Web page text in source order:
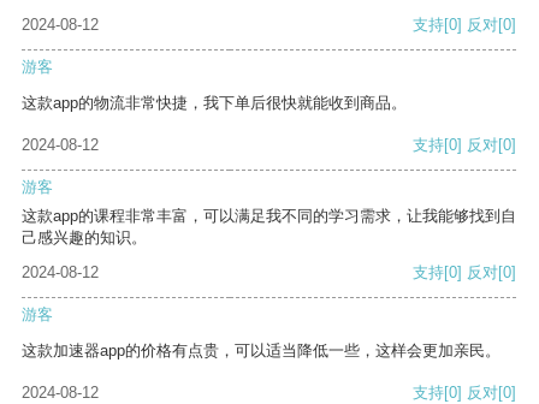
2024-08-12 支持[0] 反对[0]
游客
这款app的物流非常快捷，我下单后很快就能收到商品。
2024-08-12 支持[0] 反对[0]
游客
这款app的课程非常丰富，可以满足我不同的学习需求，让我能够找到自
己感兴趣的知识。
2024-08-12
支持[0] 反对[0]
游客
这款加速器app的价格有点贵，可以适当降低一些，这样会更加亲民。
2024-08-12 支持[0] 反对[0]